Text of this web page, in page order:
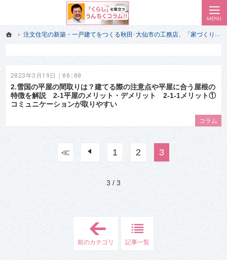
注文住宅の新築・一戸建てをつくる秋田･大仙市の工務店、「家づくり」のプロだけが経験して知っている「くらし」に役立つうんちくコラム!!
ローコスト住宅で耐震-省エネ重視の家をお探しのあなたへ、秋田・大仙・仙北・美郷・横手・湯
私（一級建築士）が気付いた 家づくりの失敗で後悔しない前情報｜秋田･大仙市のエイハウス
コラム
2023年3月19日｜00:00
2.雪国の平屋の間取りは？建てる際の注意点や平屋に合う屋根の
特徴を解説 2-1平屋のメリット・デメリット 2-1-1メリット①
コミュニケーションが取りやすい
≪ 前へ
1 2 3
3 / 3
前のカテゴリ 記事一覧
ホーム
注文住宅の新築・一戸建てをつくる秋田･大仙市の工務店、「家づくり」のプロだけが経験して知っている「くらし」に役立つうんちくコラム!!